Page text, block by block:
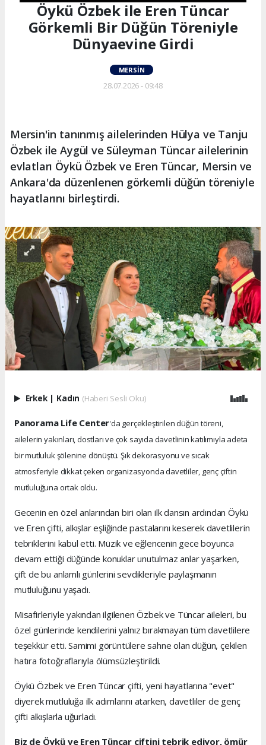
Öykü Özbek ile Eren Tüncar
Görkemli Bir Düğün Töreniyle
Dünyaevine Girdi
MERSIN
28.07.2026 - 09:48
Mersin'in tanınmış ailelerinden Hülya ve Tanju
Özbek ile Aygül ve Süleyman Tüncar ailelerinin
evlatları Öykü Özbek ve Eren Tüncar, Mersin ve
Ankara'da düzenlenen görkemli düğün töreniyle
hayatlarını birleştirdi.
Erkek | Kadın (Haberi Sesli Oku)
Panorama Life Center'da gerçekleştirilen düğün töreni,
ailelerin yakınları, dostları ve çok sayıda davetlinin katılımıyla adeta
bir mutluluk şölenine dönüştü. Şık dekorasyonu ve sıcak
atmosferiyle dikkat çeken organizasyonda davetliler, genç çiftin
mutluluğuna ortak oldu.
Gecenin en özel anlarından biri olan ilk dansın ardından Öykü
ve Eren çifti, alkışlar eşliğinde pastalarını keserek davetlilerin
tebriklerini kabul etti. Müzik ve eğlencenin gece boyunca
devam ettiği düğünde konuklar unutulmaz anlar yaşarken,
çift de bu anlamlı günlerini sevdikleriyle paylaşmanın
mutluluğunu yaşadı.
Misafirleriyle yakından ilgilenen Özbek ve Tüncar aileleri, bu
özel günlerinde kendilerini yalnız bırakmayan tüm davetlilere
teşekkür etti. Samimi görüntülere sahne olan düğün, çekilen
hatıra fotoğraflarıyla ölümsüzleştirildi.
Öykü Özbek ve Eren Tüncar çifti, yeni hayatlarına "evet"
diyerek mutluluğa ilk adımlarını atarken, davetliler de genç
çifti alkışlarla uğurladı.
Biz de Öykü ve Eren Tüncar çiftini tebrik ediyor, ömür